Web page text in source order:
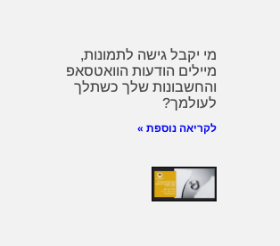
מי יקבל גישה לתמונות,
מיילים הודעות הוואטסאפ
והחשבונות שלך כשתלך
לעולמך?
לקריאה נוספת »